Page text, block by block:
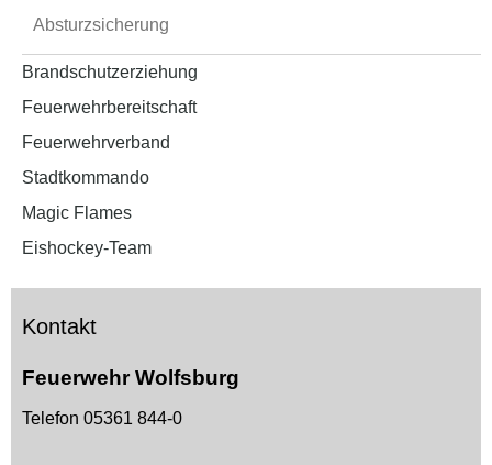
Absturzsicherung
Brandschutzerziehung
Feuerwehrbereitschaft
Feuerwehrverband
Stadtkommando
Magic Flames
Eishockey-Team
Kontakt
Feuerwehr Wolfsburg
Telefon 05361 844-0